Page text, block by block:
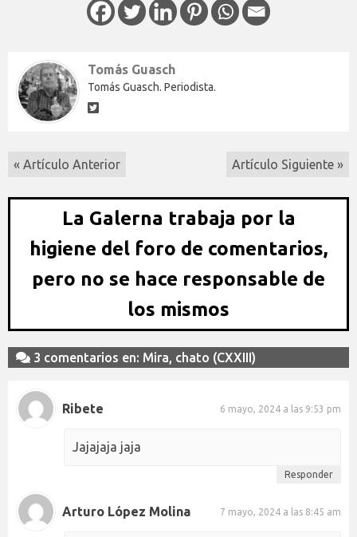
Tomás Guasch
Tomás Guasch. Periodista.
« Artículo Anterior Artículo Siguiente »
La Galerna trabaja por la
higiene del foro de comentarios,
pero no se hace responsable de
los mismos
3 comentarios en: Mira, chato (CXXIII)
Ribete 6 mayo, 2024 a las 9:53 pm
Jajajaja jaja
Responder
Arturo López Molina 7 mayo, 2024 a las 8:45 am